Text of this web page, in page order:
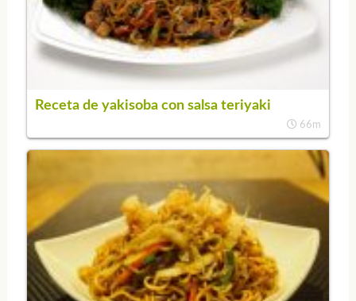
Receta de yakisoba con salsa teriyaki
66m